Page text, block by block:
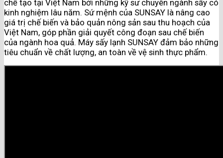
chế tạo tại Việt Nam bởi những kỹ sư chuyên ngành sấy có
kinh nghiệm lâu năm. Sứ mệnh của SUNSAY là nâng cao
giá trị chế biến và bảo quản nông sản sau thu hoạch của
Việt Nam, góp phần giải quyết công đoạn sau chế biến
của ngành hoa quả. Máy sấy lạnh SUNSAY đảm bảo những
tiêu chuẩn về chất lượng, an toàn về vệ sinh thực phẩm.